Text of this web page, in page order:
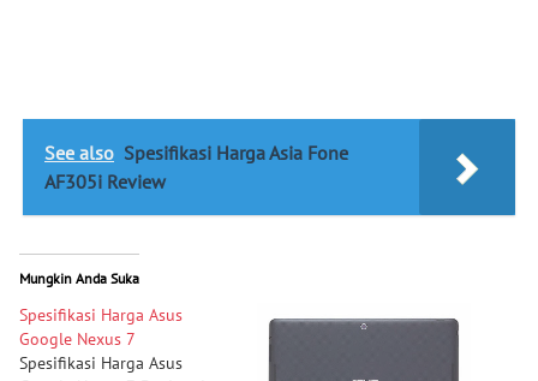
See also Spesifikasi Harga Asia Fone
AF305i Review
Mungkin Anda Suka
Spesifikasi Harga Asus
Google Nexus 7
Spesifikasi Harga Asus